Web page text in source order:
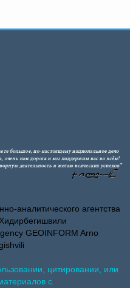
аналитического агентства
GEOINFORM Arno
цитировании, или
с